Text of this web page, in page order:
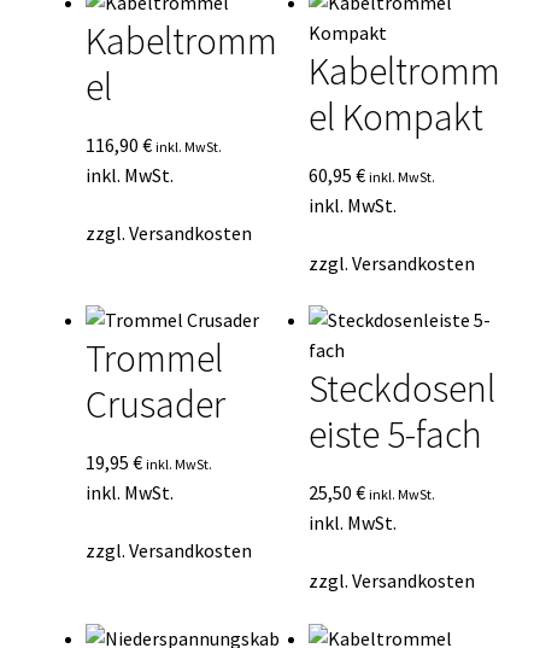
Kabeltromm
el
116,90 € inkl. MwSt.
inkl. MwSt.
zzgl. Versandkosten
Kabeltromm
el Kompakt
60,95€ inkl. MwSt.
inkl. MwSt.
zzgl.Versandkosten
Trommel
Crusader
19,95 € inkl. MwSt.
inkl. MwSt.
zzgl. Versandkosten
Steckdosenl
eiste 5-fach
25,50€ inkl. MwSt.
inkl. MwSt.
zzgl.Versandkosten